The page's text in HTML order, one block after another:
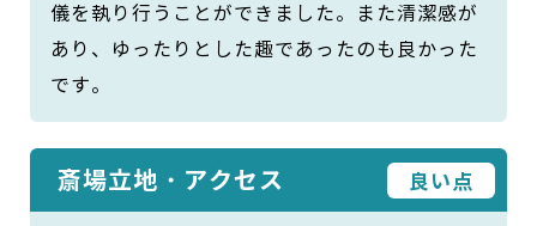
儀を執り行うことができました。また清潔感が
あり、ゆったりとした趣であったのも良かった
です。
斎場立地・アクセス 良い点